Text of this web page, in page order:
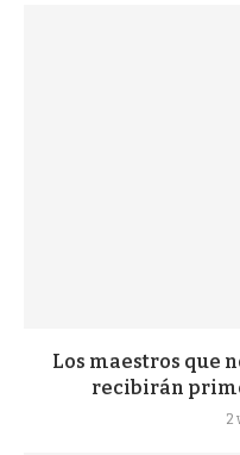
Los maestros que
recibirán
2